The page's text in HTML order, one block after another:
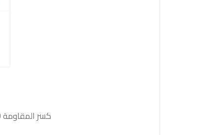
كسر المقاومة 48270 والثبات أعلى منها على الأقل بشمعة 4 ساعات ستدفع السعر نحو المقاومة التالية 48510